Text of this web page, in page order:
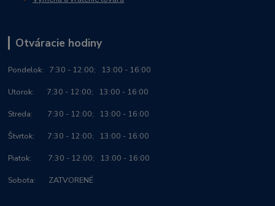
Otváracie hodiny
Pondelok: 7:30 - 12:00; 13:00 - 16:00
Utorok: 7:30 - 12:00; 13:00 - 16:00
Streda: 7:30 - 12:00; 13:00 - 16:00
Štvrtok: 7:30 - 12:00; 13:00 - 16:00
Piatok: 7:30 - 12:00; 13:00 - 16:00
Sobota: ZATVORENÉ